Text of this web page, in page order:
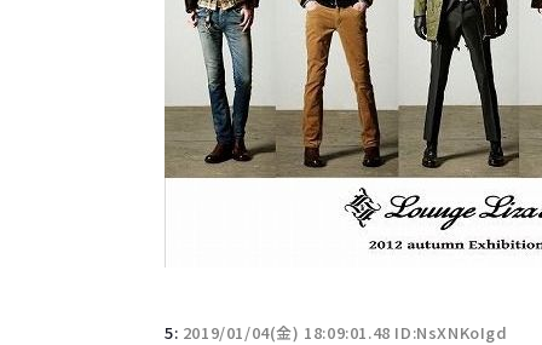
5: 2019/01/04(金) 18:09:01.48 ID:NsXNKoIgd